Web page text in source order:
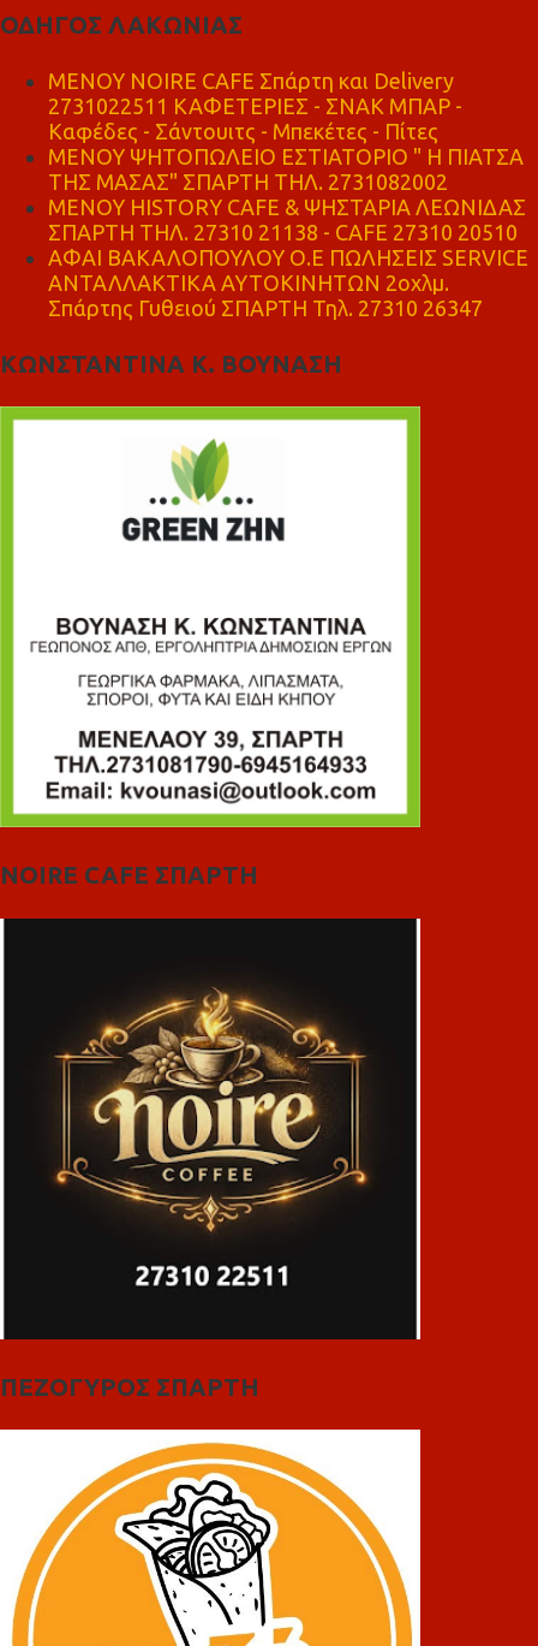
ΟΔΗΓΟΣ ΛΑΚΩΝΙΑΣ
MENOY NOIRE CAFE Σπάρτη και Delivery
2731022511 ΚΑΦΕΤΕΡΙΕΣ - ΣΝΑΚ ΜΠΑΡ -
Καφέδες - Σάντουιτς - Μπεκέτες - Πίτες
ΜΕΝΟΥ ΨΗΤΟΠΩΛΕΙΟ ΕΣΤΙΑΤΟΡΙΟ " Η ΠΙΑΤΣΑ
ΤΗΣ ΜΑΣΑΣ" ΣΠΑΡΤΗ ΤΗΛ. 2731082002
ΜΕΝΟΥ HISTORY CAFE & ΨΗΣΤΑΡΙΑ ΛΕΩΝΙΔΑΣ
ΣΠΑΡΤΗ ΤΗΛ. 27310 21138 - CAFE 27310 20510
ΑΦΑΙ ΒΑΚΑΛΟΠΟΥΛΟΥ Ο.Ε ΠΩΛΗΣΕΙΣ SERVICE
ΑΝΤΑΛΛΑΚΤΙΚΑ ΑΥΤΟΚΙΝΗΤΩΝ 2οχλμ.
Σπάρτης Γυθειού ΣΠΑΡΤΗ Τηλ. 27310 26347
ΚΩΝΣΤΑΝΤΙΝΑ Κ. ΒΟΥΝΑΣΗ
NOIRE CAFE ΣΠΑΡΤΗ
ΠΕΖΟΓΥΡΟΣ ΣΠΑΡΤΗ